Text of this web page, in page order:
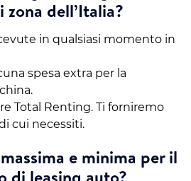
zona dell’Italia?
in qualsiasi momento in
spesa extra per la
Total Renting. Ti forniremo
cui necessiti.
e minima per il